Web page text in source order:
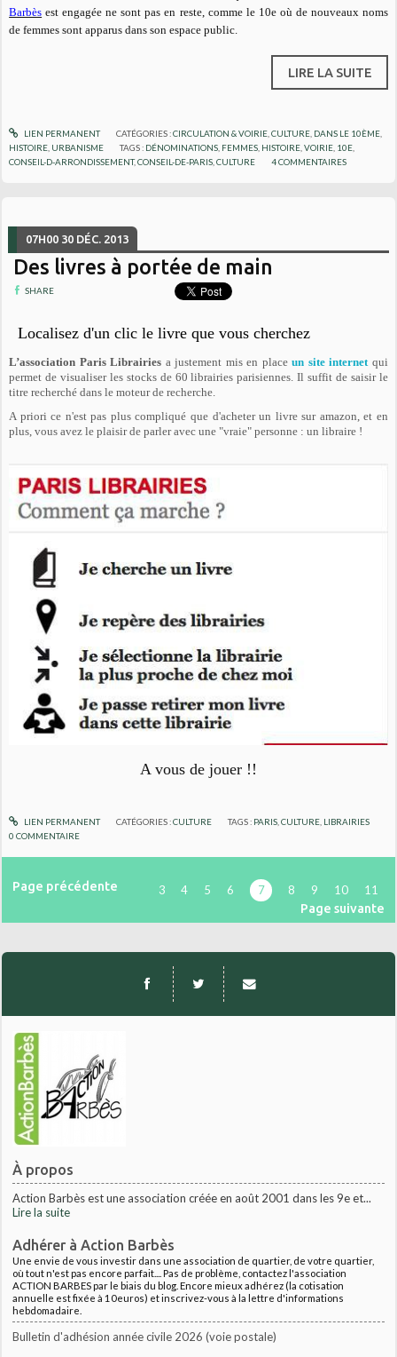
À propos
Action Barbès est une association créée en août 2001 dans les 9e et...
Lire la suite
Adhérer à Action Barbès
Une envie de vous investir dans une association de quartier, de votre quartier,
où tout n'est pas encore parfait.... Pas de problème, contactez l'association
ACTION BARBES par le biais du blog. Encore mieux adhérez (la cotisation
annuelle est fixée à 10euros) et inscrivez-vous à la lettre d'informations
hebdomadaire.
Bulletin d'adhésion année civile 2026 (voie postale)
Barbès est engagée ne sont pas en reste, comme le 10e où de nouveaux noms
de femmes sont apparus dans son espace public.
LIRE LA SUITE
LIEN PERMANENT CATÉGORIES :CIRCULATION & VOIRIE, CULTURE, DANS LE 10ÈME,
HISTOIRE URBANISME TAGS : DÉNOMINATIONS FEMMES HISTOIRE ,VOIRIE 10E
CONSEIL-D-ARRONDISSEMENT,CONSEIL-DE-PARIS ,CULTURE 4COMMENTAIRES
07H00 30 DÉC. 2013
Des livres à portée de main
SHARE
Localisez d'un clic le livre que vous cherchez
L’association Paris Librairies a justement mis en placeun site internet qui
permet de visualiser les stocks de 60 librairies parisiennes. Il suffit de saisir le
titre recherché dans le moteur de recherche.
A priori ce n'est pas plus compliqué que d'acheter un livre sur amazon, et en
plus, vous avez le plaisir de parler avec une "vraie" personne : un libraire !
A vous de jouer !!
LIEN PERMANENT CATÉGORIES :CULTURE TAGS : PARIS ,CULTURE LIBRAIRIES
0 COMMENTAIRE
Page précédente 3 4 5 6 7 8 9 10 11
Page suivante